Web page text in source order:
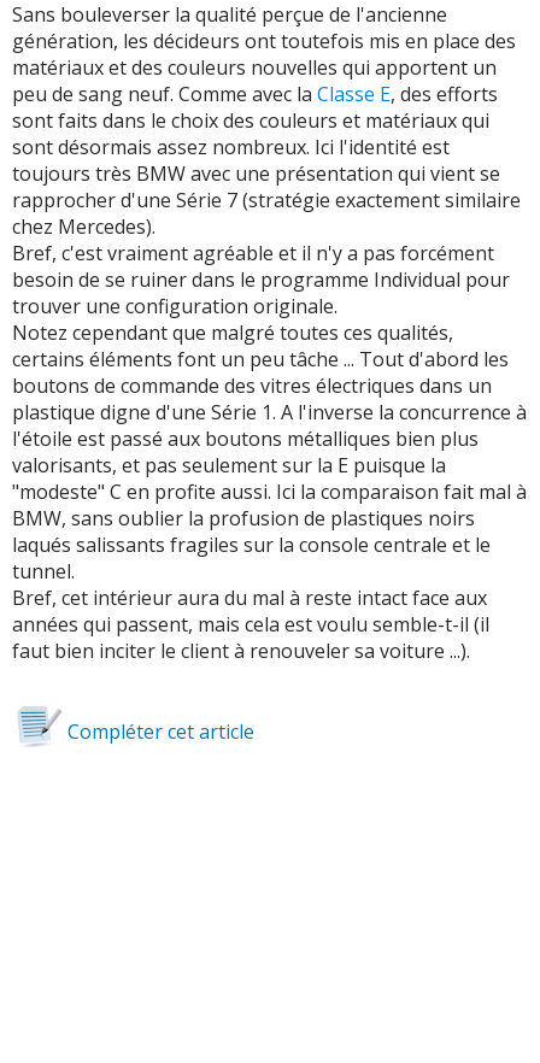
Sans bouleverser la qualité perçue de l'ancienne
génération, les décideurs ont toutefois mis en place des
matériaux et des couleurs nouvelles qui apportent un
peu de sang neuf. Comme avec la Classe E, des efforts
sont faits dans le choix des couleurs et matériaux qui
sont désormais assez nombreux. Ici l'identité est
toujours très BMW avec une présentation qui vient se
rapprocher d'une Série 7 (stratégie exactement similaire
chez Mercedes).
Bref, c'est vraiment agréable et il n'y a pas forcément
besoin de se ruiner dans le programme Individual pour
trouver une configuration originale.
Notez cependant que malgré toutes ces qualités,
certains éléments font un peu tâche ... Tout d'abord les
boutons de commande des vitres électriques dans un
plastique digne d'une Série 1. A l'inverse la concurrence à
l'étoile est passé aux boutons métalliques bien plus
valorisants, et pas seulement sur la E puisque la
"modeste" C en profite aussi. Ici la comparaison fait mal à
BMW, sans oublier la profusion de plastiques noirs
laqués salissants fragiles sur la console centrale et le
tunnel.
Bref, cet intérieur aura du mal à reste intact face aux
années qui passent, mais cela est voulu semble-t-il (il
faut bien inciter le client à renouveler sa voiture ...).
Compléter cet article